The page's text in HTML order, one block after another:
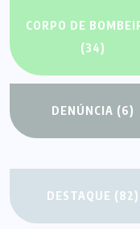
CORPO DE
(34)
DENÚNCIA (6)
DESTAQUE (82)